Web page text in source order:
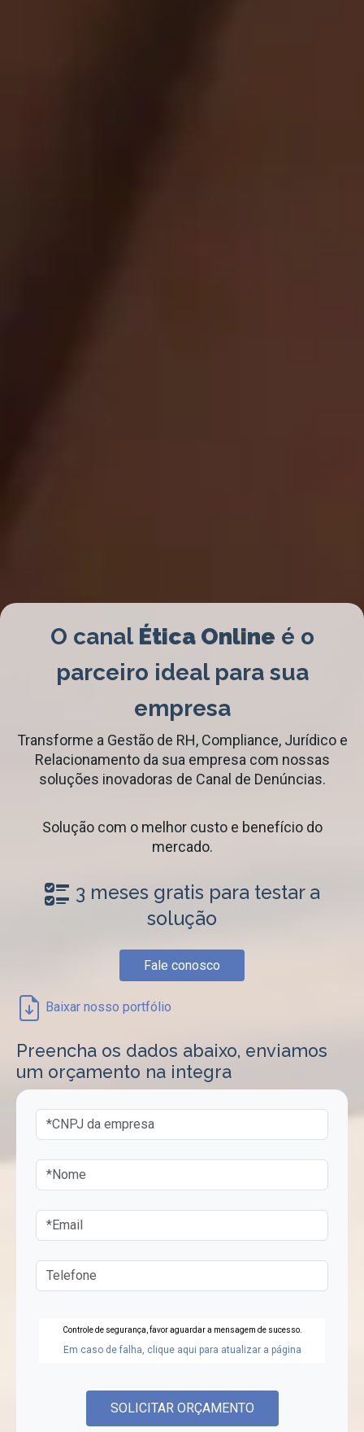
O canal Ética Online é o
parceiro ideal para sua
empresa
Transforme a Gestão de RH, Compliance, Jurídico e
Relacionamento da sua empresa com nossas
soluções inovadoras de Canal de Denúncias.
Solução com o melhor custo e benefício do
mercado.
3 meses gratis para testar a
solução
Fale conosco
Baixar nosso portfólio
Preencha os dados abaixo, enviamos
um orçamento na integra
Controle de segurança, favor aguardar a mensagem de sucesso.
Em caso de falha, clique aqui para atualizar a página
SOLICITAR ORÇAMENTO